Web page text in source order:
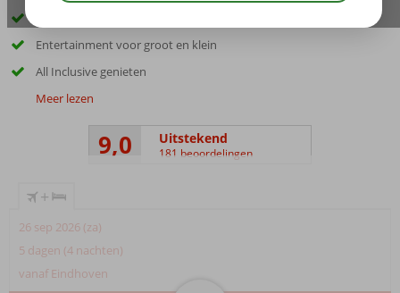
Entertainment voor groot en klein
All Inclusive genieten
Meer lezen
9,0 Uitstekend
181 beoordelingen
+
26 sep 2026 (za)
5 dagen (4 nachten)
vanaf Eindhoven